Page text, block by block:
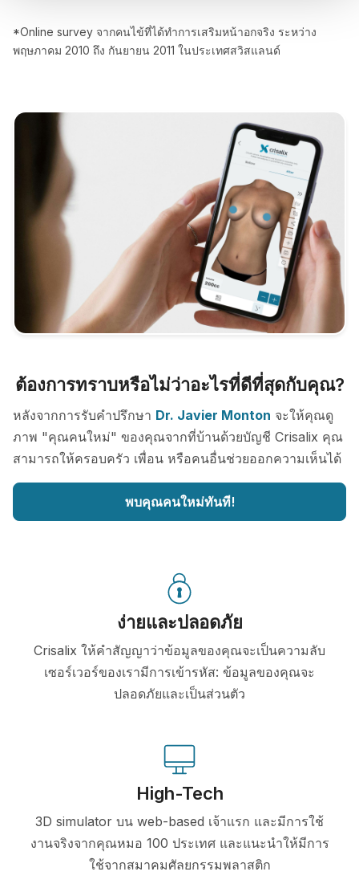
*Online survey จากคนไข้ที่ได้ทำการเสริมหน้าอกจริง ระหว่าง
พฤษภาคม 2010 ถึง กันยายน 2011 ในประเทศสวิสแลนด์
ต้องการทราบหรือไม่ว่าอะไรที่ดีที่สุดกับคุณ?
หลังจากการรับคำปรึกษา Dr. Javier Monton จะให้คุณดู
ภาพ "คุณคนใหม่" ของคุณจากที่บ้านด้วยบัญชี Crisalix คุณ
สามารถให้ครอบครัว เพื่อน หรือคนอื่นช่วยออกความเห็นได้
พบคุณคนใหม่ทันที!
ง่ายและปลอดภัย
Crisalix ให้คำสัญญาว่าข้อมูลของคุณจะเป็นความลับ
เซอร์เวอร์ของเรามีการเข้ารหัส: ข้อมูลของคุณจะ
ปลอดภัยและเป็นส่วนตัว
High-Tech
3D simulator บน web-based เจ้าแรก และมีการใช้
งานจริงจากคุณหมอ 100 ประเทศ และแนะนำให้มีการ
ใช้จากสมาคมศัลยกรรมพลาสติก